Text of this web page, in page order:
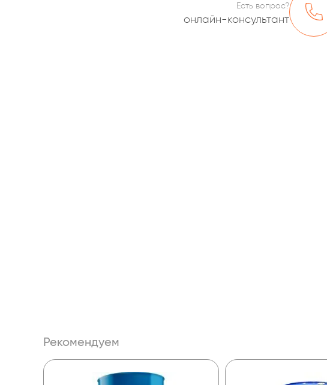
Есть вопрос?
онлайн-консультант
Рекомендуем